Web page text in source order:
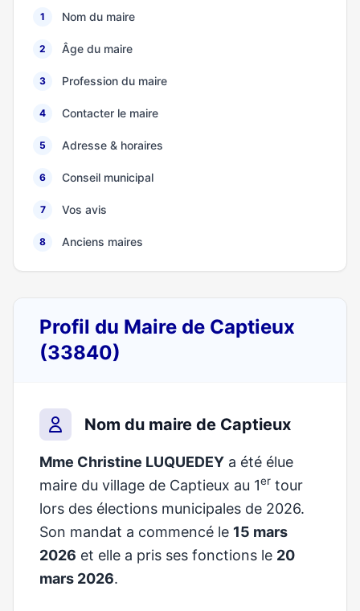
1 Nom du maire
2 Âge du maire
3 Profession du maire
4 Contacter le maire
5 Adresse & horaires
6 Conseil municipal
7 Vos avis
8 Anciens maires
Profil du Maire de Captieux
(33840)
Nom du maire de Captieux
Mme Christine LUQUEDEY a été élue
maire du village de Captieux au 1er tour
lors des élections municipales de 2026.
Son mandat a commencé le 15 mars
2026 et elle a pris ses fonctions le 20
mars 2026.